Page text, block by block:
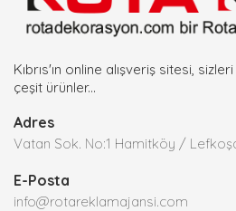
Kıbrıs'ın online alışveriş sitesi,
çeşit ürünler...
Adres
Vatan Sok. No:1 Hamitköy /
E-Posta
info@rotareklamajansi.com